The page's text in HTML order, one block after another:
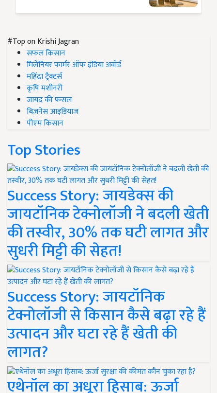
#Top on Krishi Jagran
सफल किसान
मिलेनियर फार्मर ऑफ इंडिया अवॉर्ड
महिंद्रा ट्रैक्टर्स
कृषि मशीनरी
जायद की फसल
बिज़नेस आइडियाज
पीएम किसान
Top Stories
Success Story: जायडेक्स की
जायटॉनिक टेक्नोलॉजी ने बदली खेती
की तस्वीर, 30% तक घटी लागत और
सुधरी मिट्टी की सेहत!
Success Story: जायटॉनिक
टेक्नोलॉजी से किसान कैसे बढ़ा रहे हैं
उत्पादन और घटा रहे हैं खेती की
लागत?
एथेनॉल का अधूरा हिसाब: ऊर्जा